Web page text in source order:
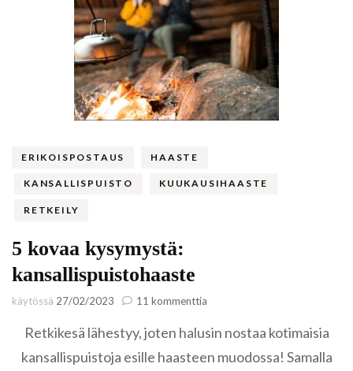
ERIKOISPOSTAUS HAASTE
KANSALLISPUISTO KUUKAUSIHAASTE
RETKEILY
5 kovaa kysymystä:
kansallispuistohaaste
käytössä 27/02/2023 11 kommenttia
kovaa
kansallispuistohaaste
Retkikesä lähestyy, joten halusin nostaa kotimaisia
kansallispuistoja esille haasteen muodossa! Samalla